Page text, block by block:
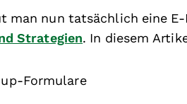
man nun tatsächlich eine
Strategien. In diesem
Formulare